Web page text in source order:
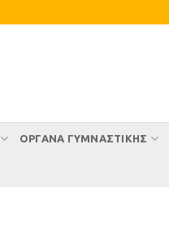
ΟΡΓΑΝΑ ΓΥΜΝΑΣΤΙΚΗΣ